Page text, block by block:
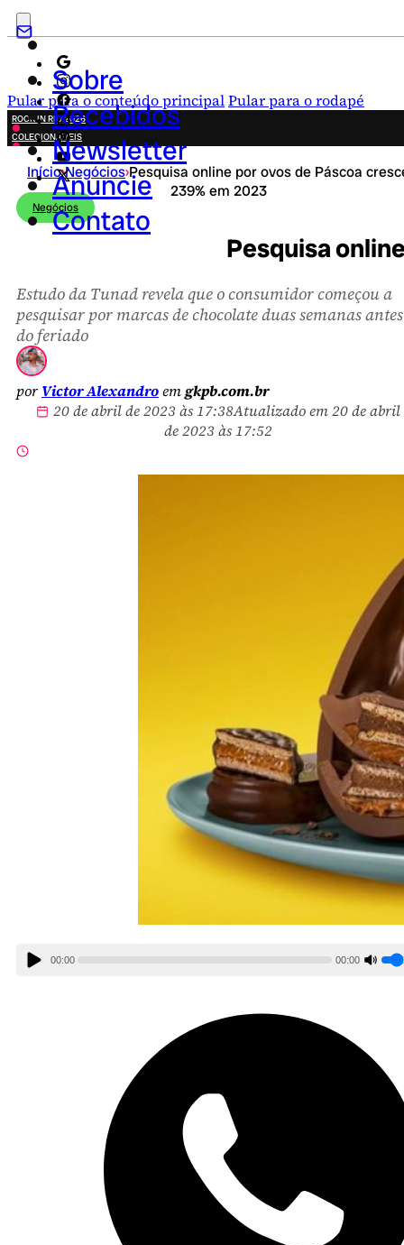
Pular para o conteúdo principalPular para o rodapé
Sobre
Recebidos
Newsletter
Anuncie
Contato
ROCK IN RIO 2026
COLECIONÁVEIS
FESTA JUNINA
NOVIDADES
CAMPANHAS CRIATIVAS
Início›Negócios›Pesquisa online por ovos de Páscoa
239% em 2023
Negócios
Pesquisa
Estudo da Tunad revela que o consumidor começou a
pesquisar por marcas de chocolate duas semanas antes
do feriado
por Victor Alexandroemgkpb.com.br
20 de abril de 2023 às 17:38Atualizado em 20 de abril
de 2023 às 17:52
00:00 00:00